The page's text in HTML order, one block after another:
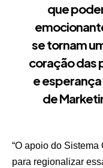
que
se tornam
coração das
e
de
“O apoio do
para regionalizar